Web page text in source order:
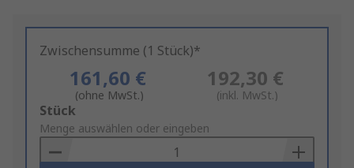
Zwischensumme (1 Stück)*
161,60 €
(ohne MwSt.)
192,30 €
(inkl. MwSt.)
Add
to
Basket
Stück
Menge auswählen oder eingeben